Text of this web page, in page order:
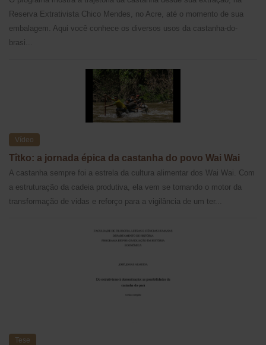
Reserva Extrativista Chico Mendes, no Acre, até o momento de sua
embalagem. Aqui você conhece os diversos usos da castanha-do-
brasi...
Vídeo
Tîtko: a jornada épica da castanha do povo Wai Wai
A castanha sempre foi a estrela da cultura alimentar dos Wai Wai. Com
a estruturação da cadeia produtiva, ela vem se tornando o motor da
transformação de vidas e reforço para a vigilância de um ter...
Tese